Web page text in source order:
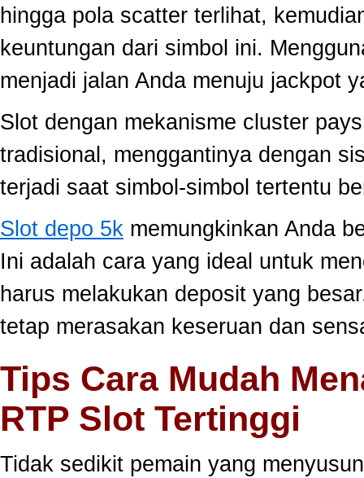
hingga pola scatter terlihat,
keuntungan dari simbol ini.
menjadi jalan Anda menuju jackpot
Slot dengan mekanisme cluster
tradisional, menggantinya dengan
terjadi saat simbol-simbol tertentu
Slot depo 5k memungkinkan Anda
Ini adalah cara yang ideal untuk
harus melakukan deposit yang
tetap merasakan keseruan dan
Tips Cara Mudah
RTP Slot Tertinggi
Tidak sedikit pemain yang